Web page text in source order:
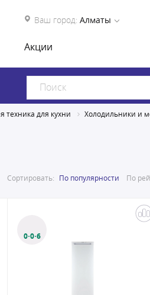
Ваш город: Алматы
Акции
техника для кухни Холодильники и
Сортировать: По популярности По
0·0·6